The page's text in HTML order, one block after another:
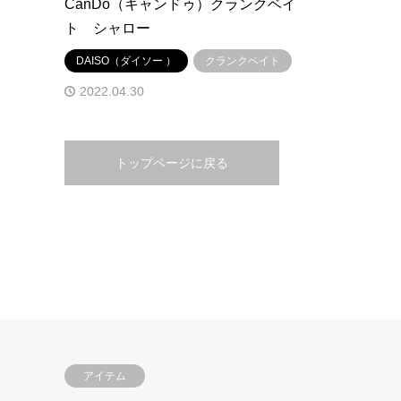
CanDo（キャンドゥ）クランクベイ
ト シャロー
DAISO（ダイソー ） クランクベイト
2022.04.30
トップページに戻る
アイテム